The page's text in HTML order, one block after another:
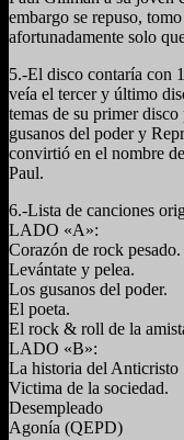
embargo se repuso,
afortunadamente solo
5.-El disco contaría con
veía el tercer y último
temas de su primer
gusanos del poder y
convirtió en el nombre
Paul.
6.-Lista de canciones
LADO «A»:
Corazón de rock pesado.
Levántate y pelea.
Los gusanos del poder.
El poeta.
El rock & roll de la
LADO «B»:
La historia del Anticristo
Victima de la sociedad.
Desempleado
Agonía (QEPD)